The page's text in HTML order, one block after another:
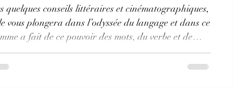
quelques conseils littéraires et cinématographiques,
vous plongera dans l’odyssée du langage et dans ce
a fait de ce pouvoir des mots, du verbe et de
dont l’instrumentalisation détermine toutes
et l’emprise sociétale dont l’économie